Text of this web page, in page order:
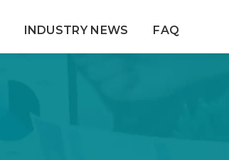
INDUSTRY NEWS FAQ